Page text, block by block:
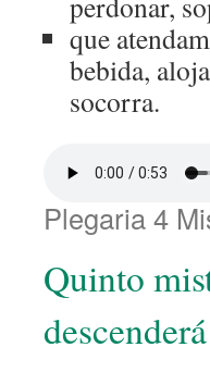
que
bebida,
socorra.
Plegaria 4
Quinto